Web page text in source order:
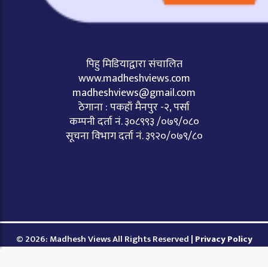
पिहु मिडियाद्वारा संचालित
www.madheshviews.com
madheshviews@gmail.com
ठेगाना : पकहाँ मैनपुर -२, पर्सा
कम्पनी दर्ता नं. ३०८९९३ /०७९/०८०
सूचना विभाग दर्ता नं. ३९२०/०७९/८०
© 2026: Madhesh Views All Rights Reserved | Privacy Policy